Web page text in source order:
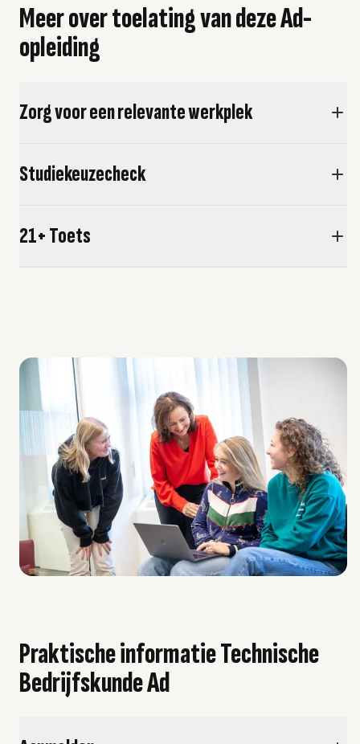
Meer over toelating van deze Ad-
opleiding
Zorg voor een relevante werkplek
Studiekeuzecheck
21+ Toets
Praktische informatie Technische
Bedrijfskunde Ad